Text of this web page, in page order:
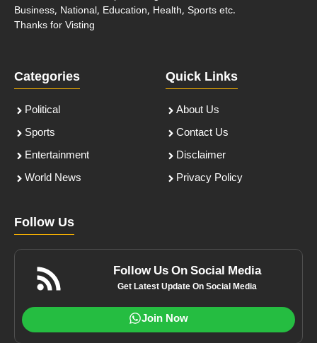
Business, National, Education, Health, Sports etc.
Thanks for Visting
Categories
Political
Sports
Entertainment
World News
Quick Links
About Us
Contact Us
Disclaimer
Privacy Policy
Follow Us
Follow Us On Social Media
Get Latest Update On Social Media
Join Now